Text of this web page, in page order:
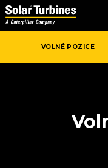
VOLNÉ POZICE
VOLNÉ POZICE